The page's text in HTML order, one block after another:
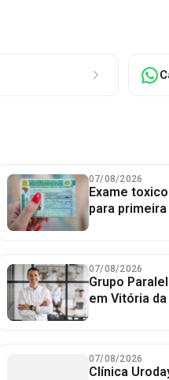
07/08/2026
Exame
para primeira
07/08/2026
Grupo
em Vitória
07/08/2026
Clínica